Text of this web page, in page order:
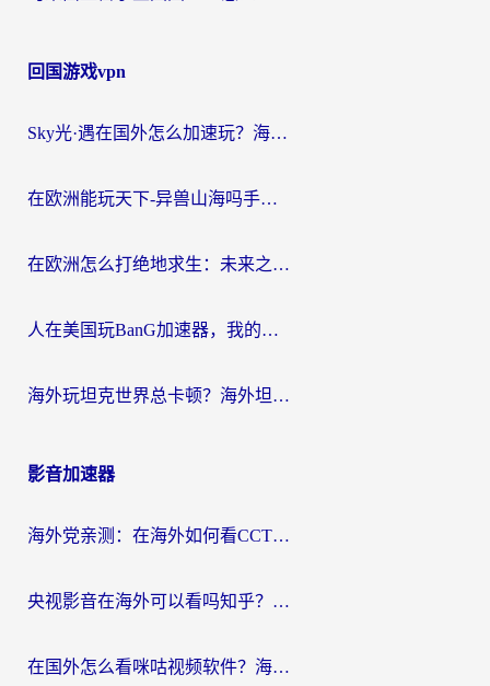
回国游戏vpn
Sky光·遇在国外怎么加速玩？海外党亲测有效的国服游戏加速指南
在欧洲能玩天下-异兽山海吗手游？海外玩家的加速器生存指南
在欧洲怎么打绝地求生：未来之役不卡？留学生亲测的加速器避坑指南
人在美国玩BanG加速器，我的延迟终于绿了
海外玩坦克世界总卡顿？海外坦克世界加速器有哪些？实测好用的选择在这里
影音加速器
海外党亲测：在海外如何看CCTV？告别“仅限大陆播放”的实用指南
央视影音在海外可以看吗知乎？留学生亲测：3步解决地域限制+追剧自由
在国外怎么看咪咕视频软件？海外党亲测有效的回国加速方案